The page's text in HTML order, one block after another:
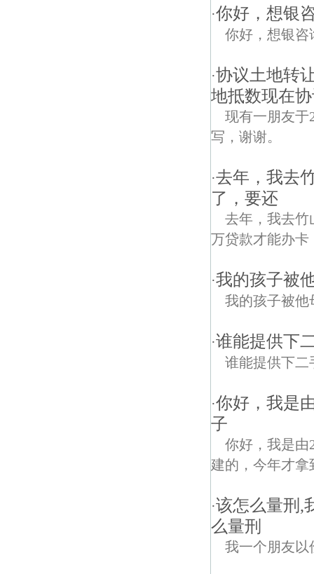
·你好，想银
你好，想银咨
·协议土地转
地抵数现在
现有一朋友于
写，谢谢。
·去年，我去
了，要还
去年，我去竹
万贷款才能办卡
·我的孩子被
我的孩子被他
·谁能提供下
谁能提供下二
·你好，我是
子
你好，我是由
建的，今年才
·该怎么量刑,
么量刑
我一个朋友以